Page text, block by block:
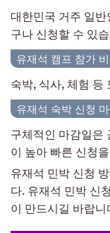
대한민국 거주 일
구나 신청할 수 있
유재석 캠프 참가
숙박, 식사, 체험 등
유재석 숙박 신청
구체적인 마감일은
이 높아 빠른 신청
유재석 민박 신청
다. 유재석 민박 신
이 만드시길 바랍니